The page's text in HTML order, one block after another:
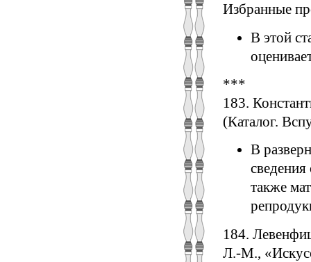
Избранные
В этой
***
183.
(Каталог.
В
также
184.
Л.-М.,